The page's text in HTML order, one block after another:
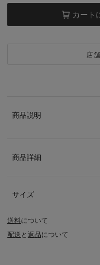
カート
店
送料について
配送と返品について
商品説明
商品詳細
サイズ